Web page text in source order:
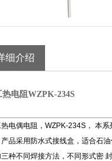
细介绍
热电阻WZPK-234S
电偶电阻，WZPK-234S， 本
品采用防水式接线盒，适合石
种不同焊接方法，不同形式密